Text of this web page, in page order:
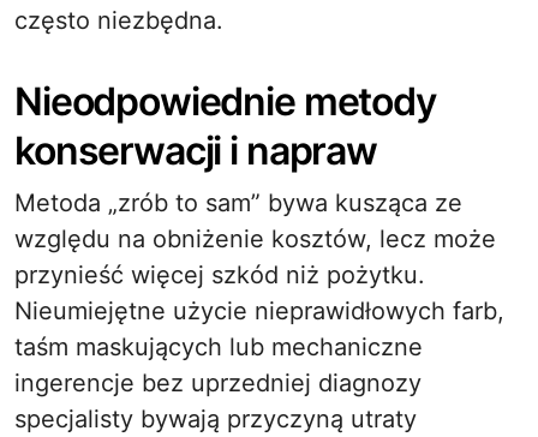
często niezbędna.
Nieodpowiednie metody
konserwacji i napraw
Metoda „zrób to sam” bywa kusząca ze
względu na obniżenie kosztów, lecz może
przynieść więcej szkód niż pożytku.
Nieumiejętne użycie nieprawidłowych farb,
taśm maskujących lub mechaniczne
ingerencje bez uprzedniej diagnozy
specjalisty bywają przyczyną utraty